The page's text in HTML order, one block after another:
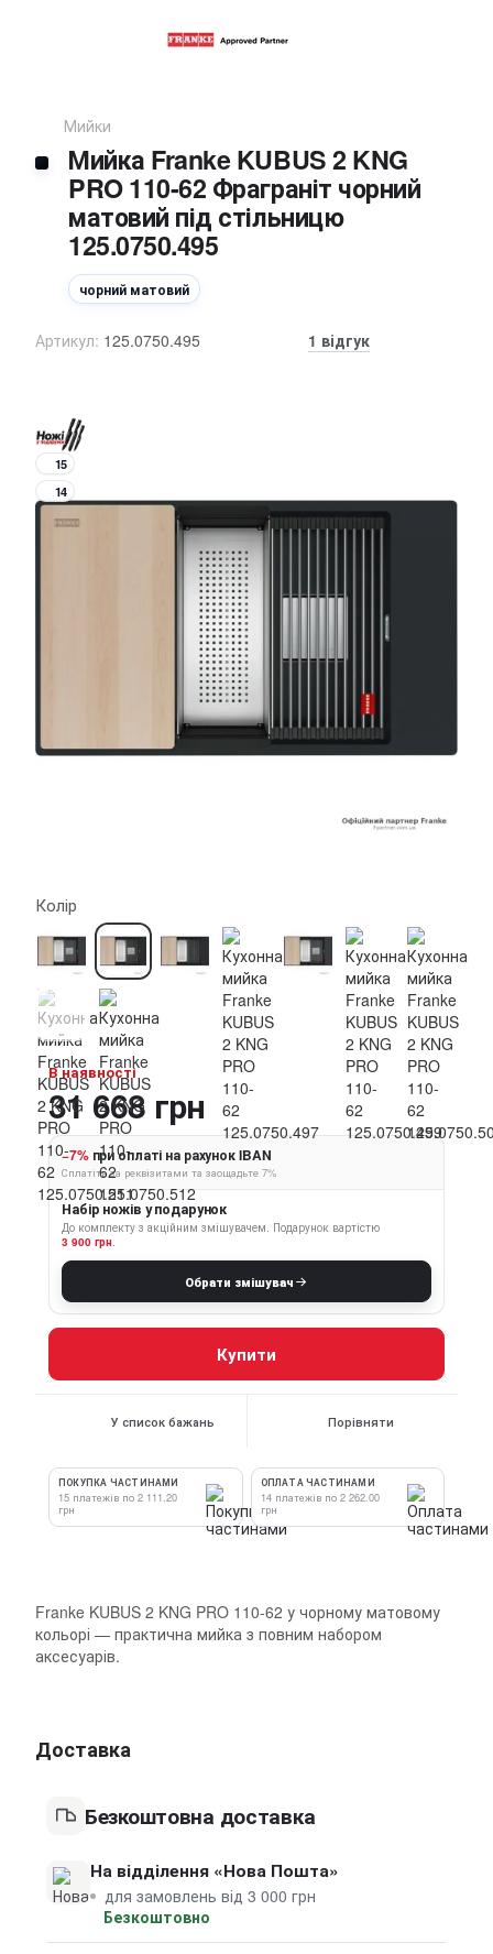
Мийки
Мийка Franke KUBUS 2 KNG
PRO 110-62 Фраграніт чорний
матовий під стільницю
125.0750.495
чорний матовий
Артикул: 125.0750.495 1 відгук
15
14
Колір
В наявності
31 668 грн
−7% при оплаті на рахунок IBAN
Сплатіть за реквізитами та заощадьте 7%
Набір ножів у подарунок
До комплекту з акційним змішувачем. Подарунок вартістю
3 900 грн.
Обрати змішувач
Купити
У список бажань Порівняти
ПОКУПКА ЧАСТИНАМИ
15 платежів по 2 111.20
грн
ОПЛАТА ЧАСТИНАМИ
14 платежів по 2 262.00
грн
Franke KUBUS 2 KNG PRO 110-62 у чорному матовому
кольорі — практична мийка з повним набором
аксесуарів.
Доставка
Безкоштовна доставка
На відділення «Нова Пошта»
для замовлень від 3 000 грн
Безкоштовно